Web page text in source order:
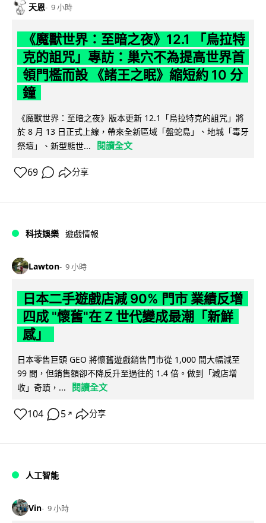
天恩 9 小時
《魔獸世界：至暗之夜》12.1 「烏拉特
克的詛咒」專訪：巢穴不為提高世界首
領門檻而設 《諸王之眠》縮短約 10 分
鐘
《魔獸世界：至暗之夜》版本更新 12.1「烏拉特克的詛咒」將
於 8 月 13 日正式上線，帶來全新區域「盤蛇島」、地城「毒牙
祭壇」、新型態世...
閱讀全文
69 分享
科技娛樂 遊戲情報
Lawton 9 小時
日本二手遊戲店減 90% 門市 業績反增
四成 "懷舊"在 Z 世代變成最潮「新鮮
感」
日本零售巨頭 GEO 將懷舊遊戲銷售門市從 1,000 間大幅減至
99 間，但銷售額卻不降反升至過往的 1.4 倍。做到「減店增
收」奇蹟，...
閱讀全文
104 5 ↗ 分享
人工智能
Vin 9 小時